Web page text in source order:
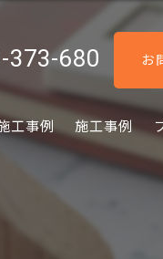
373-680 お
工事例 施工事例